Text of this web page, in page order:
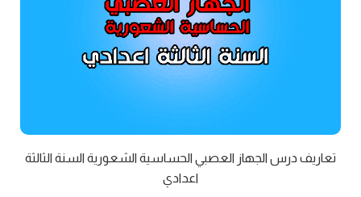
تعاريف درس الجهاز العصبي الحساسية الشعورية السنة الثالثة
اعدادي